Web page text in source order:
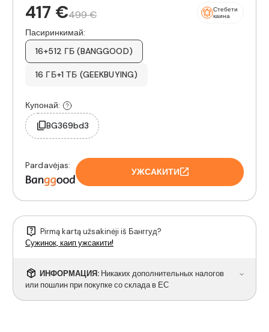
417 €499 €
Стебети
каина
Пасиринкимай:
16+512 ГБ (BANGGOOD)
16 ГБ+1 ТБ (GEEKBUYING)
Купонай:
BG369bd3
Pardavėjas:
УЖСАКИТИ
Pirmą kartą užsakinėji iš Банггуд?
Сужинок, каип ужсакити!
ИНФОРМАЦИЯ: Никаких дополнительных налогов
или пошлин при покупке со склада в ЕС